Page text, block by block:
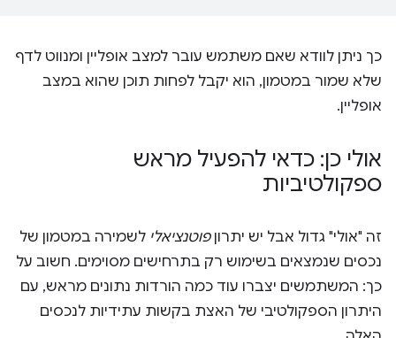
כך ניתן לוודא שאם משתמש עובר למצב אופליין ומנווט לדף
שלא שמור במטמון, הוא יקבל לפחות תוכן שהוא במצב
אופליין.
אולי כן: כדאי להפעיל מראש
ספקולטיביות
זה "אולי" גדול אבל יש יתרוןפוטנציאלי לשמירה במטמון של
נכסים שנמצאים בשימוש רק בתרחישים מסוימים. חשוב על
כך: המשתמשים יצברו עוד כמה הורדות נתונים מראש, עם
היתרון הספקולטיבי של האצת בקשות עתידיות לנכסים